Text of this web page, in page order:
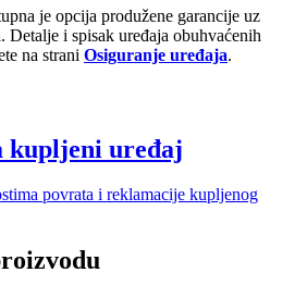
je opcija produžene garancije uz
Detalje i spisak uređaja obuhvaćenih
na strani Osiguranje uređaja.
kupljeni uređaj
povrata i reklamacije kupljenog